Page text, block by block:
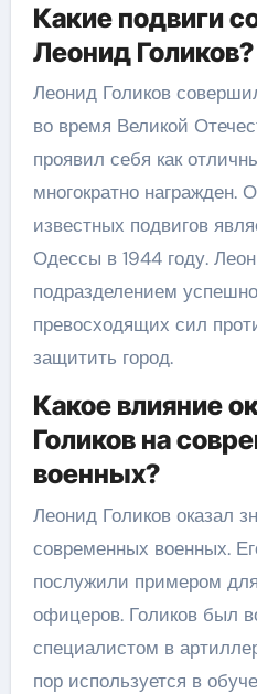
Какие подвиги
Леонид Голиков?
Леонид Голиков
во время Великой
проявил себя как
многократно награжден.
известных подвигов
Одессы в 1944 году.
подразделением
превосходящих сил
защитить город.
Какое влияние
Голиков на
военных?
Леонид Голиков оказал
современных военных.
послужили примером
офицеров. Голиков был
специалистом в
пор используется в